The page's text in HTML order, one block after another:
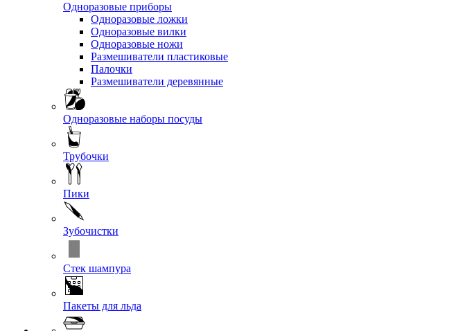
Одноразовые приборы
Одноразовые ложки
Одноразовые вилки
Одноразовые ножи
Размешиватели пластиковые
Палочки
Размешиватели деревянные
Одноразовые наборы посуды
Трубочки
Пики
Зубочистки
Стек шампура
Пакеты для льда